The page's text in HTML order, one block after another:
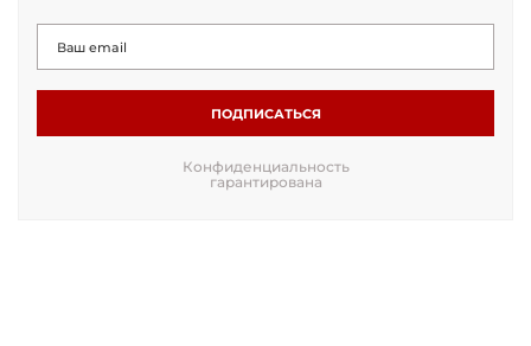
ПОДПИСАТЬСЯ
Конфиденциальность
гарантирована